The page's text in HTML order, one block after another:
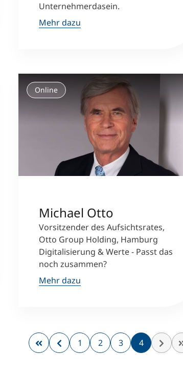
Unternehmerdasein.
Mehr dazu
Online
Michael Otto
Vorsitzender des Aufsichtsrates,
Otto Group Holding, Hamburg
Digitalisierung & Werte - Passt das
noch zusammen?
Mehr dazu
1 2 3 4